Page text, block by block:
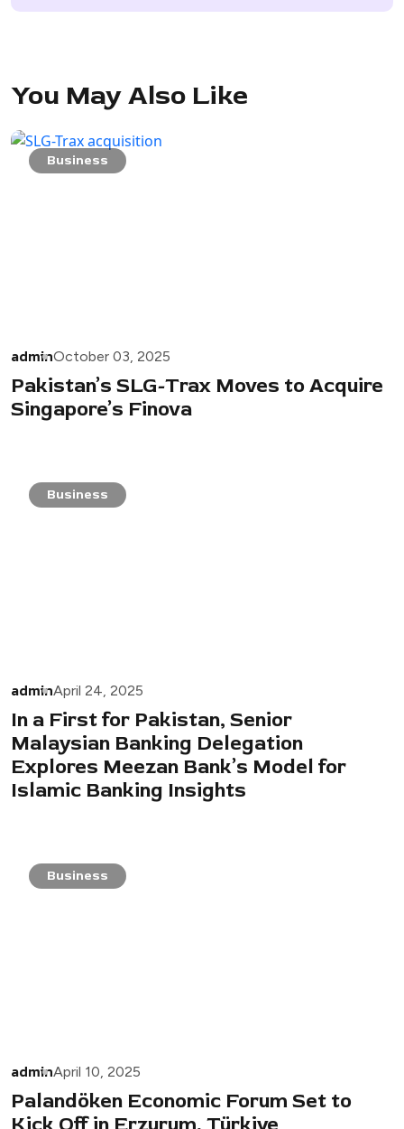
You May Also Like
Business
adminOctober 03, 2025
Pakistan’s SLG-Trax Moves to Acquire
Singapore’s Finova
Business
adminApril 24, 2025
In a First for Pakistan, Senior
Malaysian Banking Delegation
Explores Meezan Bank’s Model for
Islamic Banking Insights
Business
adminApril 10, 2025
Palandöken Economic Forum Set to